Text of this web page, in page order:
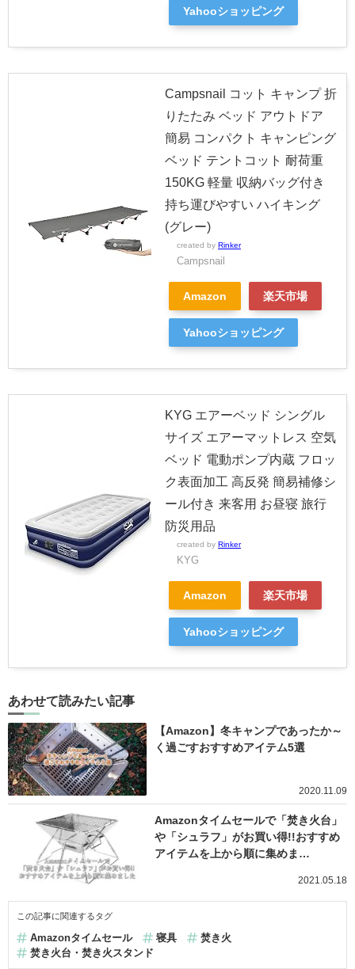
Yahooショッピング
Campsnail コット キャンプ 折
りたたみ ベッド アウトドア
簡易 コンパクト キャンピング
ベッド テントコット 耐荷重
150KG 軽量 収納バッグ付き
持ち運びやすい ハイキング
(グレー)
created by Rinker
Campsnail
Amazon 楽天市場
Yahooショッピング
KYG エアーベッド シングル
サイズ エアーマットレス 空気
ベッド 電動ポンプ内蔵 フロッ
ク表面加工 高反発 簡易補修シ
ール付き 来客用 お昼寝 旅行
防災用品
created by Rinker
KYG
Amazon 楽天市場
Yahooショッピング
あわせて読みたい記事
【Amazon】冬キャンプであったか～
く過ごすおすすめアイテム5選
2020.11.09
Amazonタイムセールで「焚き火台」
や「シュラフ」がお買い得!!おすすめ
アイテムを上から順に集めま…
2021.05.18
この記事に関連するタグ
Amazonタイムセール 寝具
焚き火
焚き火台・焚き火スタンド